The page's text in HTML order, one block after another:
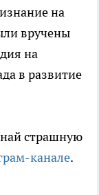
на
вручены
на
в развитие
страшную
канале.